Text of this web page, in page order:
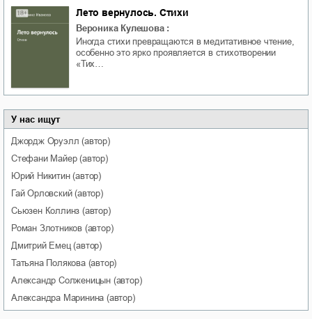
Лето вернулось. Стихи
Вероника Кулешова :
Иногда стихи превращаются в медитативное чтение,
особенно это ярко проявляется в стихотворении
«Тих…
У нас ищут
Джордж Оруэлл (автор)
Стефани Майер(автор)
Юрий Никитин(автор)
Гай Орловский(автор)
Сьюзен Коллинз (автор)
Роман Злотников (автор)
Дмитрий Емец(автор)
Татьяна Полякова(автор)
Александр Солженицын (автор)
Александра Маринина (автор)